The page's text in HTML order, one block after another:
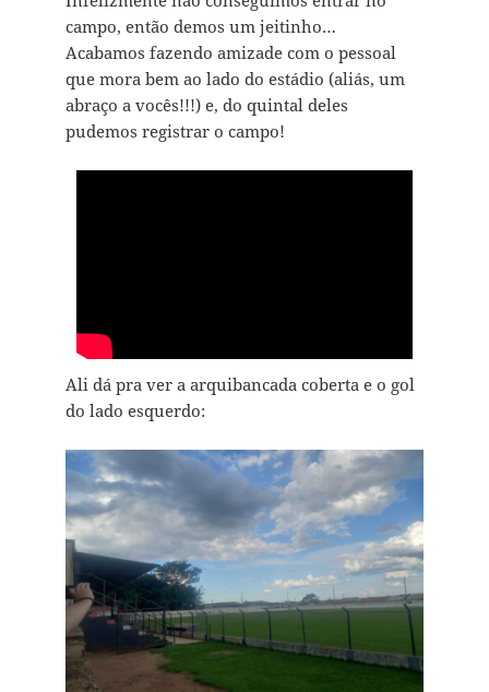
campo, então demos um jeitinho…
Acabamos fazendo amizade com o pessoal
que mora bem ao lado do estádio (aliás, um
abraço a vocês!!!) e, do quintal deles
pudemos registrar o campo!
Ali dá pra ver a arquibancada coberta e o gol
do lado esquerdo: